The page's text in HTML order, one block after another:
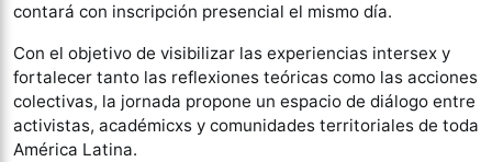
contará con inscripción presencial el mismo día.
Con el objetivo de visibilizar las experiencias intersex y
fortalecer tanto las reflexiones teóricas como las acciones
colectivas, la jornada propone un espacio de diálogo entre
activistas, académicxs y comunidades territoriales de toda
América Latina.